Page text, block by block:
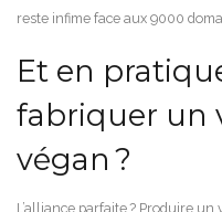
reste infime face aux 9000
Et en
fabriquer un
végan ?
L’alliance parfaite ? Produire un